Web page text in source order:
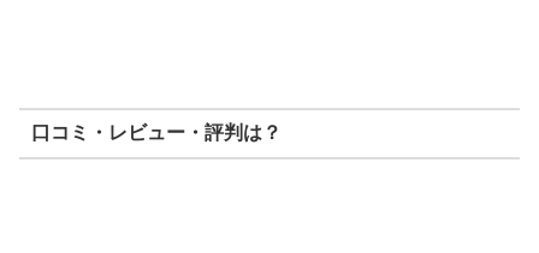
口コミ・レビュー・評判は？